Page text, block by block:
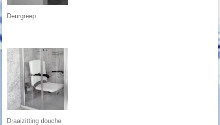
Deurgreep
Draaizitting douche